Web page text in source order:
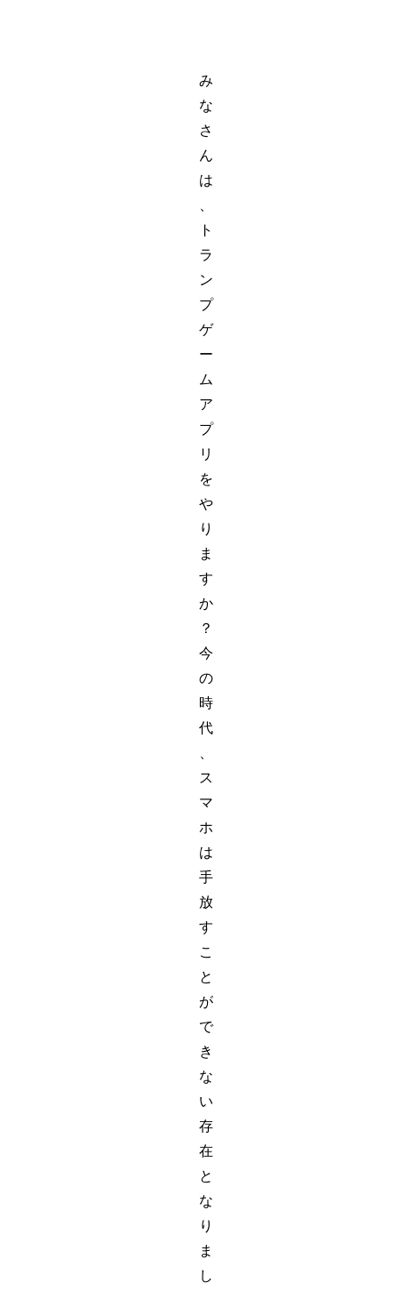
み
な
さ
ん
は
ト
ラ
ン
プ
ゲ
ー
ム
ア
プ
リ
を
や
り
ま
す
か
？
今
の
時
代
ス
マ
ホ
は
手
放
す
こ
と
が
で
き
な
い
存
在
と
な
り
ま
し